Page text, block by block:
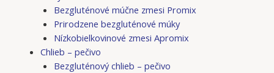
Bezgluténové múčne zmesi Promix
Prirodzene bezgluténové múky
Nízkobielkovinové zmesi Apromix
Chlieb – pečivo
Bezgluténový chlieb – pečivo